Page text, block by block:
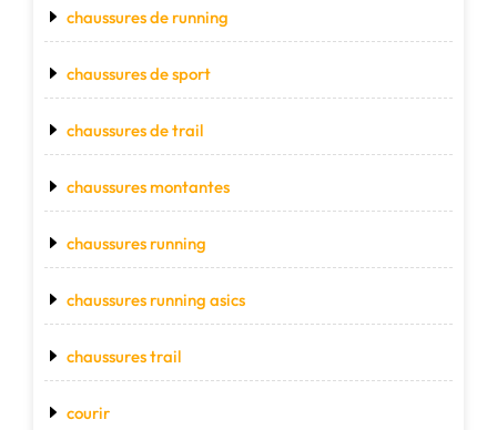
chaussures de running
chaussures de sport
chaussures de trail
chaussures montantes
chaussures running
chaussures running asics
chaussures trail
courir